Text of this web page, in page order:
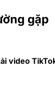
gặp
video